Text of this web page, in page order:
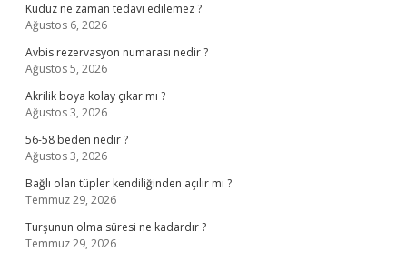
Kuduz ne zaman tedavi edilemez ?
Ağustos 6, 2026
Avbis rezervasyon numarası nedir ?
Ağustos 5, 2026
Akrilik boya kolay çıkar mı ?
Ağustos 3, 2026
56-58 beden nedir ?
Ağustos 3, 2026
Bağlı olan tüpler kendiliğinden açılır mı ?
Temmuz 29, 2026
Turşunun olma süresi ne kadardır ?
Temmuz 29, 2026